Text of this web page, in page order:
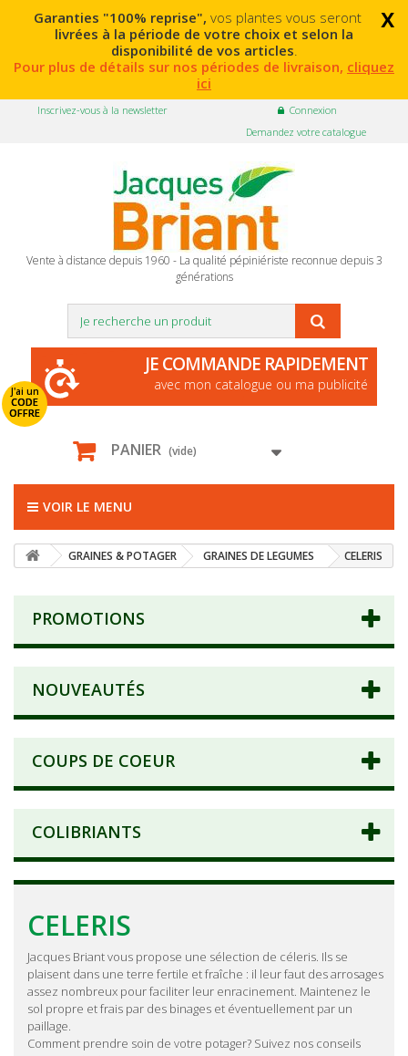
x
Garanties "100% reprise", vos plantes vous seront
livrées à la période de votre choix et selon la
disponibilité de vos articles.
Pour plus de détails sur nos périodes de livraison, cliquez
ici
Connexion
Inscrivez-vous à la newsletter
Demandez votre catalogue
Vente à distance depuis 1960 - La qualité pépiniériste reconnue depuis 3
générations
J'ai un
CODE
OFFRE
JE COMMANDE RAPIDEMENT
avec mon catalogue ou ma publicité
PANIER (vide)
VOIR LE MENU
GRAINES & POTAGER GRAINES DE LEGUMES CELERIS
PROMOTIONS
NOUVEAUTÉS
COUPS DE COEUR
COLIBRIANTS
CELERIS
Jacques Briant vous propose une sélection de céleris. Ils se
plaisent dans une terre fertile et fraîche : il leur faut des arrosages
assez nombreux pour faciliter leur enracinement. Maintenez le
sol propre et frais par des binages et éventuellement par un
paillage.
Comment prendre soin de votre potager? Suivez nos conseils